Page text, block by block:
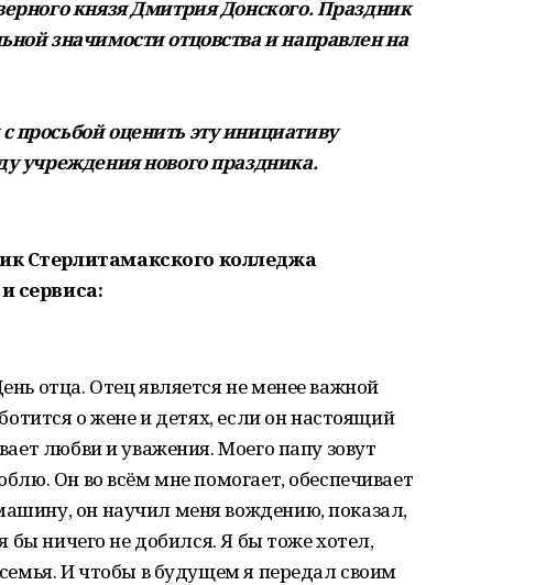
князя Дмитрия Донского. Праздник
значимости отцовства и направлен на
оценить эту инициативу
учреждения нового праздника.
Стерлитамакского колледжа
сервиса:
отца. Отец является не менее важной
о жене и детях, если он настоящий
любви и уважения. Моего папу зовут
Он во всём мне помогает, обеспечивает
он научил меня вождению, показал,
бы ничего не добился. Я бы тоже хотел,
И чтобы в будущем я передал своим